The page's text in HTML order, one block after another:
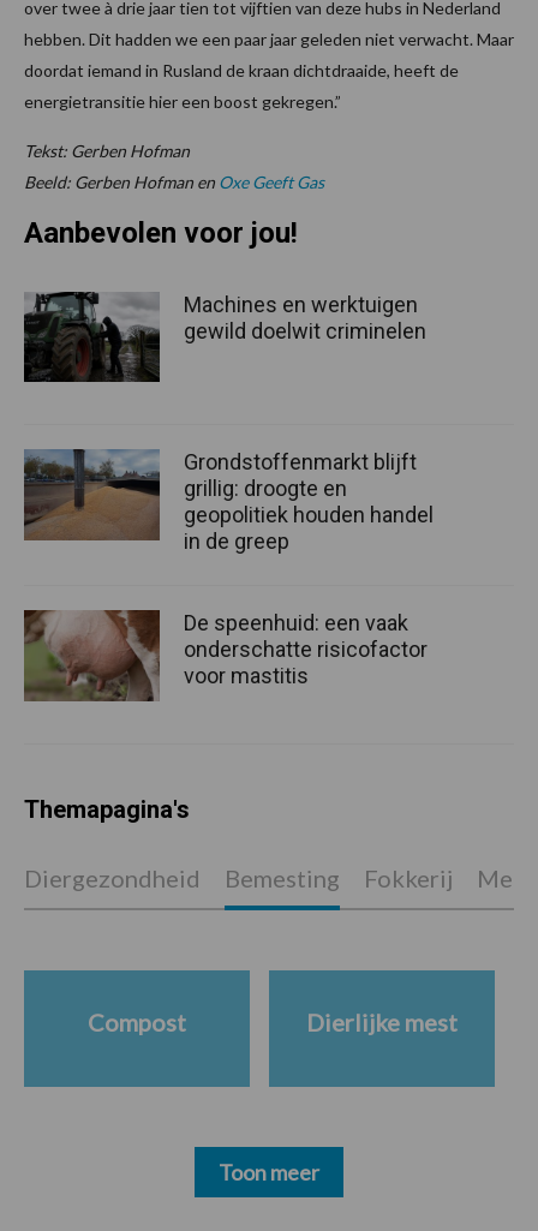
over twee à drie jaar tien tot vijftien van deze hubs in Nederland
hebben. Dit hadden we een paar jaar geleden niet verwacht. Maar
doordat iemand in Rusland de kraan dichtdraaide, heeft de
energietransitie hier een boost gekregen.”
Tekst: Gerben Hofman
Beeld: Gerben Hofman en Oxe Geeft Gas
Aanbevolen voor jou!
Machines en werktuigen
gewild doelwit criminelen
Grondstoffenmarkt blijft
grillig: droogte en
geopolitiek houden handel
in de greep
De speenhuid: een vaak
onderschatte risicofactor
voor mastitis
Themapagina's
Diergezondheid Bemesting Fokkerij
Compost Dierlijke mest
Toon meer